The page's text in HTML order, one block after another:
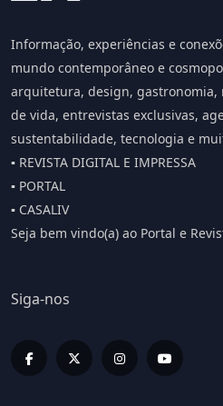
Informação, experiências e
mundo contemporâneo e
arquitetura, design, gastronomia,
de vida, entrevistas exclusivas,
sustentabilidade, tecnologia e
▪️ REVISTA DIGITAL E IMPRESSA
▪️ PORTAL
▪️ CASALIV
Seja bem vindo(a) ao Portal e
Siga-nos